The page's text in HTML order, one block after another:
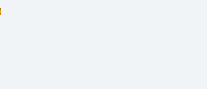
...